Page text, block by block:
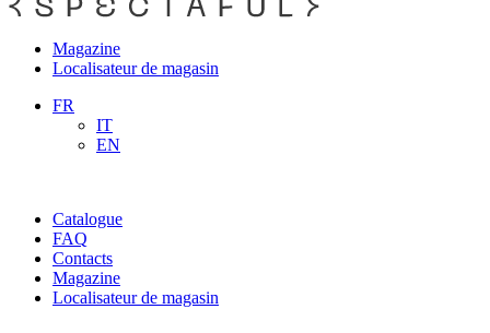
Magazine
Localisateur de magasin
FR
IT
EN
Catalogue
FAQ
Contacts
Magazine
Localisateur de magasin